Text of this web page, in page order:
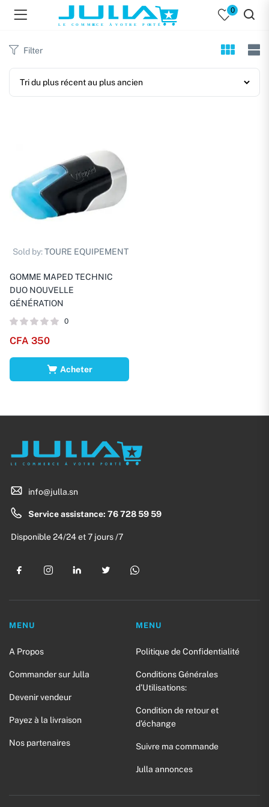
0
Filter
Sold by:TOURE EQUIPEMENT
GOMME MAPED TECHNIC
DUO NOUVELLE
GÉNÉRATION
0
CFA 350
Acheter
info@julla.sn
Service assistance: 76 728 59 59
Disponible 24/24 et 7 jours /7
MENU
A Propos
Commander sur Julla
Devenir vendeur
Payez à la livraison
Nos partenaires
MENU
Politique de Confidentialité
Conditions Générales
d’Utilisations:
Condition de retour et
d’échange
Suivre ma commande
Julla annonces